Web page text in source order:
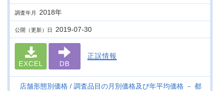
調査年月 2018年
公開（更新）日 2019-07-30
EXCEL DB
正誤情報
店舗形態別価格
調査品目の月別価格及び年平均価格 － 都